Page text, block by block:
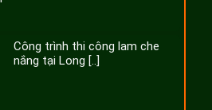
Công trình thi công lam che
nắng tại Long [..]